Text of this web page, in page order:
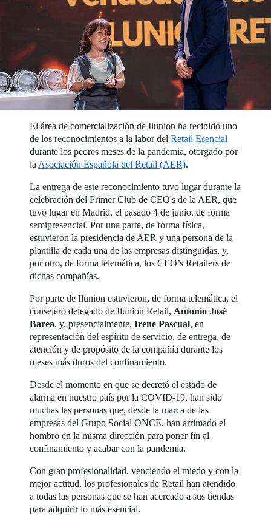
El área de comercialización de Ilunion ha recibido uno
de los reconocimientos a la labor delRetail Esencial
durante los peores meses de la pandemia, otorgado por
la Asociación Española del Retail (AER).
La entrega de este reconocimiento tuvo lugar durante la
celebración del Primer Club de CEO's de la AER, que
tuvo lugar en Madrid, el pasado 4 de junio, de forma
semipresencial. Por una parte, de forma física,
estuvieron la presidencia de AER y una persona de la
plantilla de cada una de las empresas distinguidas, y,
por otro, de forma telemática, los CEO’s Retailers de
dichas compañías.
Por parte de Ilunion estuvieron, de forma telemática, el
consejero delegado de Ilunion Retail, Antonio José
Barea, y, presencialmente,Irene Pascual, en
representación del espíritu de servicio, de entrega, de
atención y de propósito de la compañía durante los
meses más duros del confinamiento.
Desde el momento en que se decretó el estado de
alarma en nuestro país por la COVID-19, han sido
muchas las personas que, desde la marca de las
empresas del Grupo Social ONCE, han arrimado el
hombro en la misma dirección para poner fin al
confinamiento y acabar con la pandemia.
Con gran profesionalidad, venciendo el miedo y con la
mejor actitud, los profesionales de Retail han atendido
a todas las personas que se han acercado a sus tiendas
para adquirir lo más esencial.